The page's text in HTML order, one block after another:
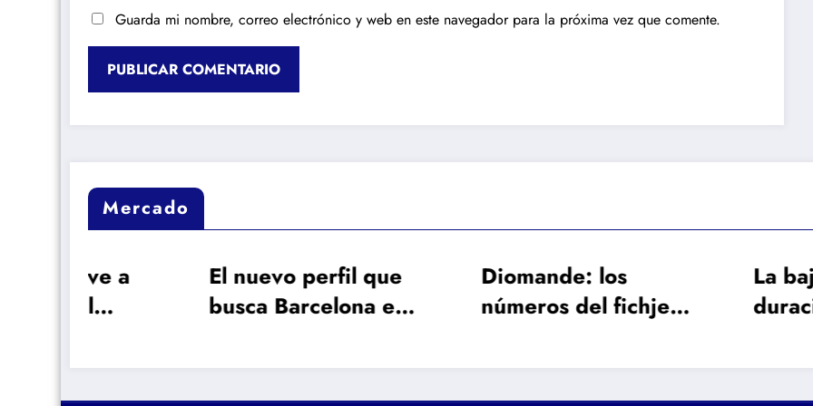
Guarda mi nombre, correo electrónico y web en este navegador para la próxima vez que comente.
Mercado
El nuevo perfil que
busca Barcelona en
Diomande: los
números del fichje
historia del Real
Madrid
La baja de larga
duración de
Barcelona a
un galáctico